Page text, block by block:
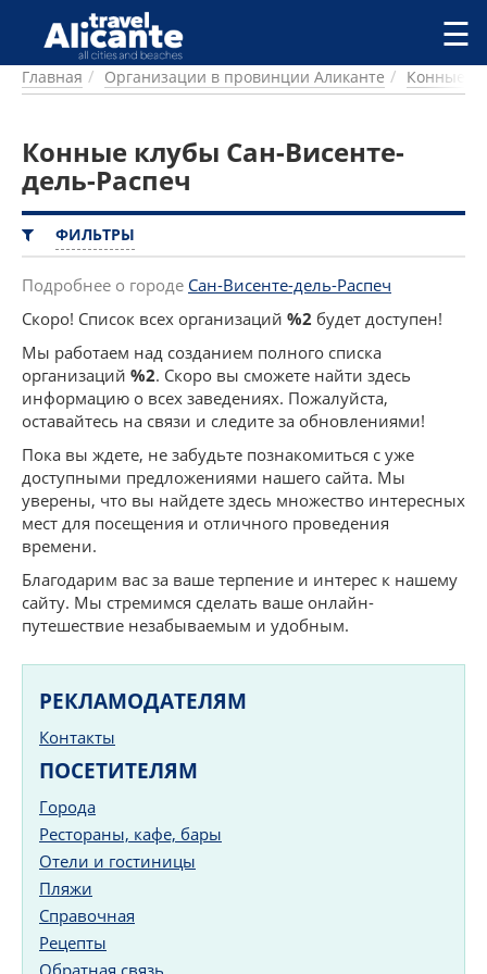
Перейти к основному содержанию
ГОРОДА
ПИТАНИЕ
ПРОЖИВАНИЕ
ПЛЯЖИ
ДОСТОПРИМЕЧАТЕЛЬНОСТИ
КЕМПИНГ
КОМАРКИ (РАЙОНЫ)
РЕЦЕПТЫ
ПРЕДЛОЖЕНИЯ
СТАТЬИ
УСЛУГИ
☰
Главная Организации в провинции Аликанте Конные
Конные клубы Сан-Висенте-
дель-Распеч
ФИЛЬТРЫ
Подробнее о городе Сан-Висенте-дель-Распеч
Скоро! Список всех организаций %2 будет доступен!
Мы работаем над созданием полного списка
организаций %2. Скоро вы сможете найти здесь
информацию о всех заведениях. Пожалуйста,
оставайтесь на связи и следите за обновлениями!
Пока вы ждете, не забудьте познакомиться с уже
доступными предложениями нашего сайта. Мы
уверены, что вы найдете здесь множество интересных
мест для посещения и отличного проведения
времени.
Благодарим вас за ваше терпение и интерес к нашему
сайту. Мы стремимся сделать ваше онлайн-
путешествие незабываемым и удобным.
РЕКЛАМОДАТЕЛЯМ
Контакты
ПОСЕТИТЕЛЯМ
Города
Рестораны, кафе, бары
Отели и гостиницы
Пляжи
Справочная
Рецепты
Обратная связь